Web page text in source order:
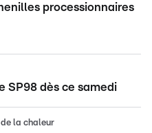
processionnaires
SP98 dès ce samedi
la chaleur